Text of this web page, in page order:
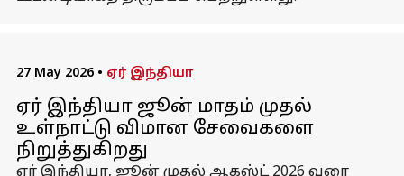
27 May 2026 • ஏர் இந்தியா
ஏர் இந்தியா ஜூன் மாதம் முதல்
உள்நாட்டு விமான சேவைகளை
நிறுத்துகிறது
ஏர் இந்தியா, ஜூன் முதல் ஆகஸ்ட் 2026 வரை